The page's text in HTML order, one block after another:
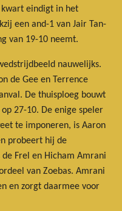
eindigt in het
een and-1 van Jair Tan-
van 19-10 neemt.
nauwelijks.
de Gee en Terrence
De thuisploeg bouwt
27-10. De enige speler
te imponeren, is Aaron
probeert hij de
Frel en Hicham Amrani
van Zoebas. Amrani
en zorgt daarmee voor